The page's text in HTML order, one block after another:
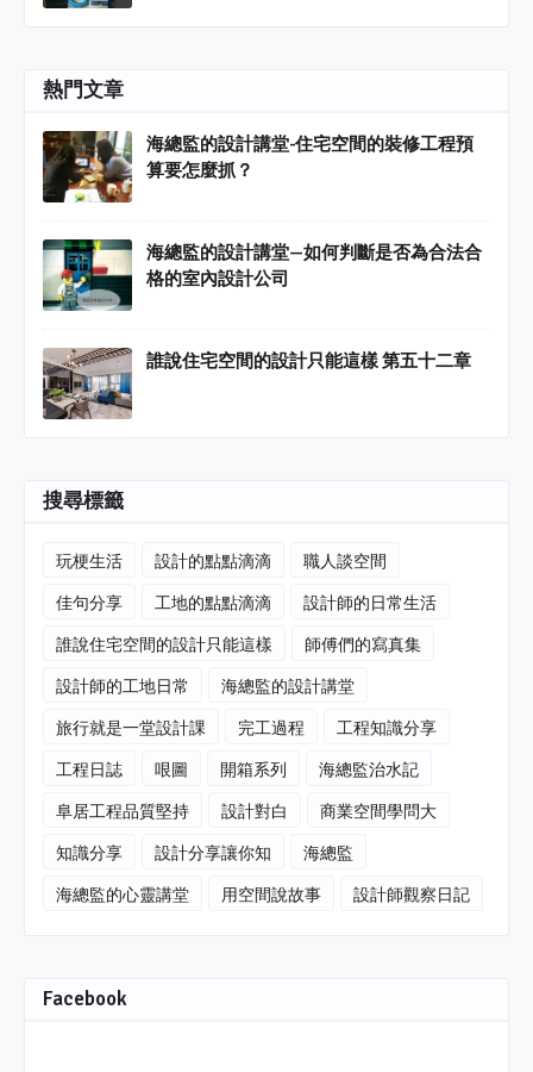
熱門文章
海總監的設計講堂-住宅空間的裝修工程預
算要怎麼抓？
海總監的設計講堂—如何判斷是否為合法合
格的室內設計公司
誰說住宅空間的設計只能這樣 第五十二章
搜尋標籤
玩梗生活 設計的點點滴滴
職人談空間
佳句分享
工地的點點滴滴
設計師的日常生活
誰說住宅空間的設計只能這樣
師傅們的寫真集
設計師的工地日常
海總監的設計講堂
旅行就是一堂設計課
完工過程
工程知識分享
工程日誌
哏圖 開箱系列
海總監治水記
阜居工程品質堅持
設計對白
商業空間學問大
知識分享
設計分享讓你知
海總監
海總監的心靈講堂
用空間說故事 設計師觀察日記
Facebook